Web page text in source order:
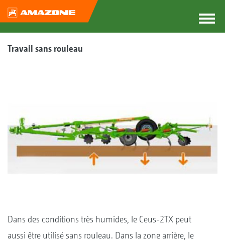
Travail sans rouleau
Dans des conditions très humides, le Ceus-2TX peut
aussi être utilisé sans rouleau. Dans la zone arrière, le